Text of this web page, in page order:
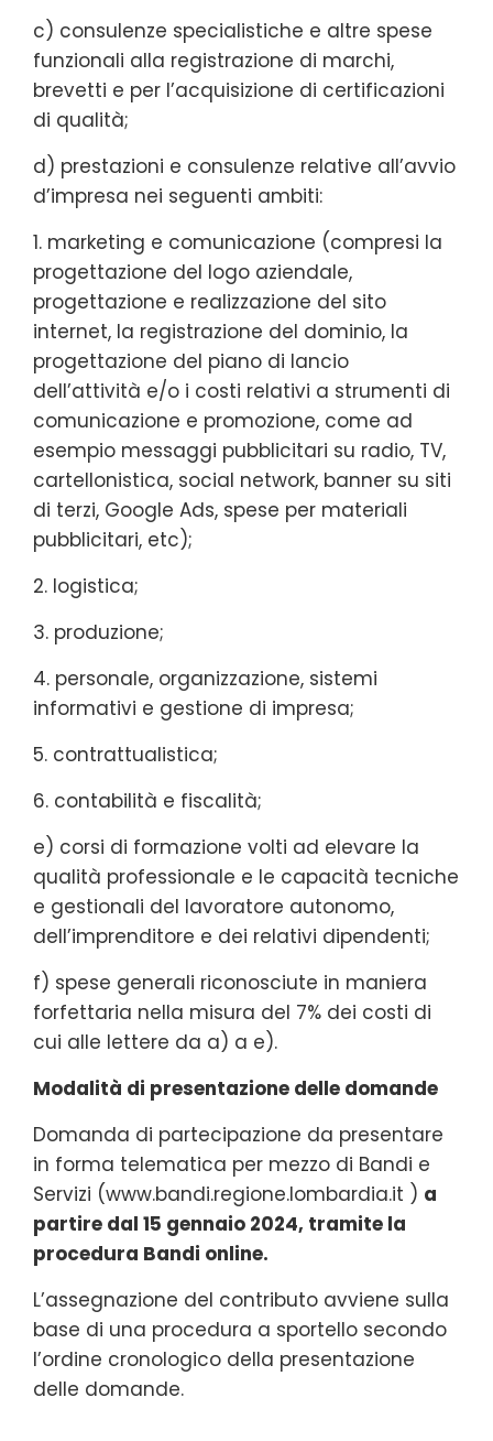
c) consulenze specialistiche e altre spese
funzionali alla registrazione di marchi,
brevetti e per l’acquisizione di certificazioni
di qualità;
d) prestazioni e consulenze relative all’avvio
d’impresa nei seguenti ambiti:
1. marketing e comunicazione (compresi la
progettazione del logo aziendale,
progettazione e realizzazione del sito
internet, la registrazione del dominio, la
progettazione del piano di lancio
dell’attività e/o i costi relativi a strumenti di
comunicazione e promozione, come ad
esempio messaggi pubblicitari su radio, TV,
cartellonistica, social network, banner su siti
di terzi, Google Ads, spese per materiali
pubblicitari, etc);
2. logistica;
3. produzione;
4. personale, organizzazione, sistemi
informativi e gestione di impresa;
5. contrattualistica;
6. contabilità e fiscalità;
e) corsi di formazione volti ad elevare la
qualità professionale e le capacità tecniche
e gestionali del lavoratore autonomo,
dell’imprenditore e dei relativi dipendenti;
f) spese generali riconosciute in maniera
forfettaria nella misura del 7% dei costi di
cui alle lettere da a) a e).
Modalità di presentazione delle domande
Domanda di partecipazione da presentare
in forma telematica per mezzo di Bandi e
Servizi (www.bandi.regione.lombardia.it ) a
partire dal 15 gennaio 2024, tramite la
procedura Bandi online.
L’assegnazione del contributo avviene sulla
base di una procedura a sportello secondo
l’ordine cronologico della presentazione
delle domande.